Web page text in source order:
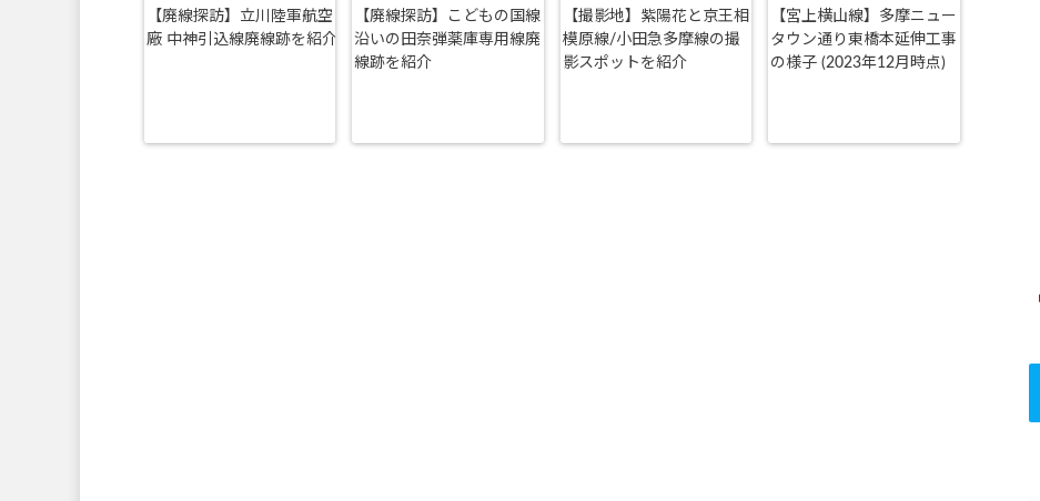
【廃線探訪】立川陸軍航空
廠 中神引込線廃線跡を紹介
【廃線探訪】こどもの国線
沿いの田奈弾薬庫専用線廃
線跡を紹介
【撮影地】紫陽花と京王相
模原線/小田急多摩線の撮
影スポットを紹介
【宮上横山線】多摩ニュー
タウン通り東橋本延伸工事
の様子 (2023年12月時点)